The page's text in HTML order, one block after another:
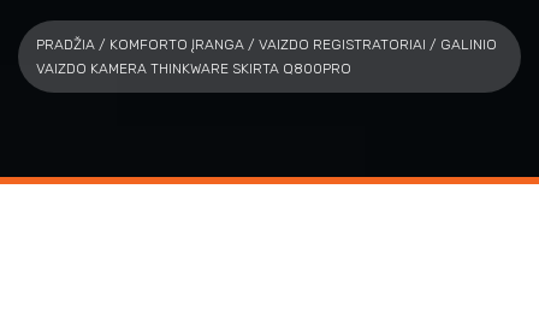
PRADŽIA / KOMFORTO ĮRANGA / VAIZDO REGISTRATORIAI / GALINIO
VAIZDO KAMERA THINKWARE SKIRTA Q800PRO